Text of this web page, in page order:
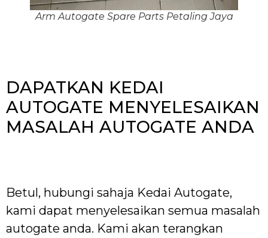
Arm Autogate Spare Parts Petaling Jaya
DAPATKAN KEDAI
AUTOGATE MENYELESAIKAN
MASALAH AUTOGATE ANDA
Betul, hubungi sahaja Kedai Autogate,
kami dapat menyelesaikan semua masalah
autogate anda. Kami akan terangkan